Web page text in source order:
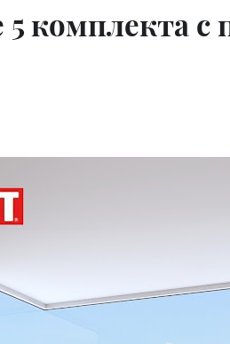
5 комплекта с